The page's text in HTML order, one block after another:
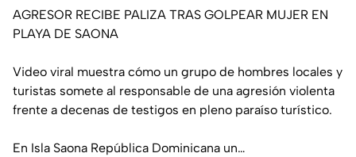
AGRESOR RECIBE PALIZA TRAS GOLPEAR MUJER EN
PLAYA DE SAONA
Video viral muestra cómo un grupo de hombres locales y
turistas somete al responsable de una agresión violenta
frente a decenas de testigos en pleno paraíso turístico.
En Isla Saona República Dominicana un…